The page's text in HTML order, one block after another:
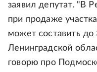
заявил депутат. "В
при продаже
может составить до
Ленинградской
говорю про